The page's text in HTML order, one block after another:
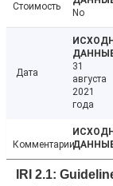
Стоимость
No
Дата
31
августа
2021
года
Комментарии
IRI 2.1: